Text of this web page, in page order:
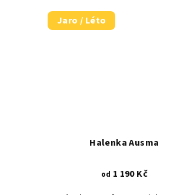
Jaro / Léto
Halenka Ausma
od 1 190 Kč